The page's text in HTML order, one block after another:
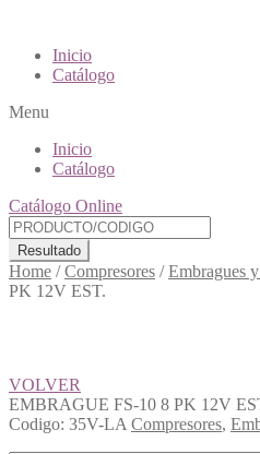
Inicio
Catálogo
Menu
Inicio
Catálogo
Catálogo Online
Resultado
Home /Compresores /Embragues
PK 12V EST.
VOLVER
EMBRAGUE FS-10 8 PK 12V
Codigo: 35V-LA Compresores,